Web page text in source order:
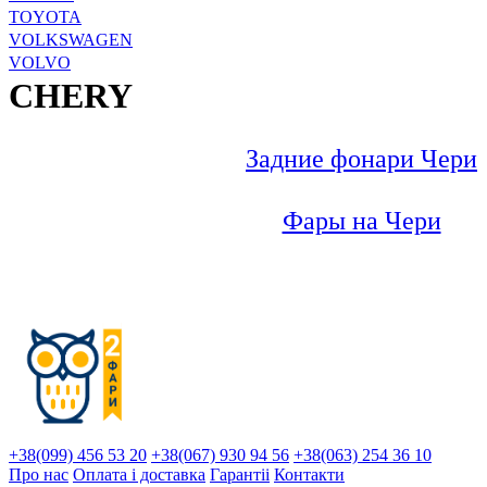
TOYOTA
VOLKSWAGEN
VOLVO
CHERY
Задние фонари Чери
Фары на Чери
+38(099) 456 53 20 +38(067) 930 94 56 +38(063) 254 36 10
Про нас Оплата і доставка Гарантіi Контакти